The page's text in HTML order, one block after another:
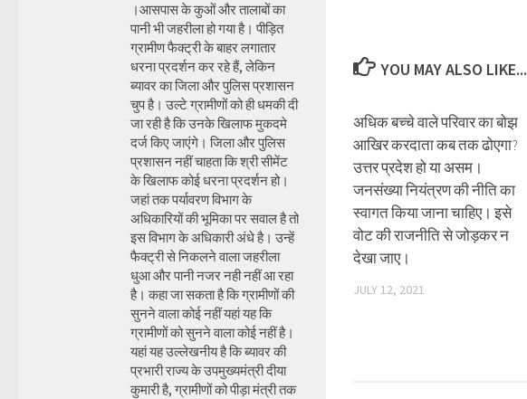
YOU MAY ALSO LIKE...
अधिक बच्चे वाले परिवार का बोझ
आखिर करदाता कब तक ढोएगा?
उत्तर प्रदेश हो या असम।
जनसंख्या नियंत्रण की नीति का
स्वागत किया जाना चाहिए। इसे
वोट की राजनीति से जोड़कर न
देखा जाए।
JULY 12, 2021
।आसपास के कुओं और तालाबों का
पानी भी जहरीला हो गया है। पीड़ित
ग्रामीण फैक्ट्री के बाहर लगातार
धरना प्रदर्शन कर रहे हैं, लेकिन
ब्यावर का जिला और पुलिस प्रशासन
चुप है। उल्टे ग्रामीणों को ही धमकी दी
जा रही है कि उनके खिलाफ मुकदमे
दर्ज किए जाएंगे। जिला और पुलिस
प्रशासन नहीं चाहता कि श्री सीमेंट
के खिलाफ कोई धरना प्रदर्शन हो।
जहां तक पर्यावरण विभाग के
अधिकारियों की भूमिका पर सवाल है तो
इस विभाग के अधिकारी अंधे है। उन्हें
फैक्ट्री से निकलने वाला जहरीला
धुआ और पानी नजर नही नहीं आ रहा
है। कहा जा सकता है कि ग्रामीणों की
सुनने वाला कोई नहीं यहां यह कि
ग्रामीणों को सुनने वाला कोई नहीं है।
यहां यह उल्लेखनीय है कि ब्यावर की
प्रभारी राज्य के उपमुख्यमंत्री दीया
कुमारी है, ग्रामीणों को पीड़ा मंत्री तक